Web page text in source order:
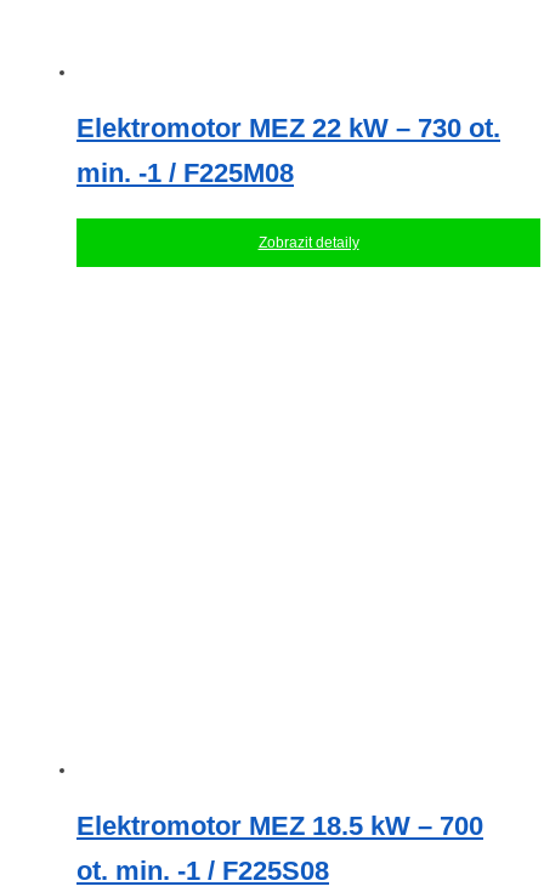
Elektromotor MEZ 22 kW – 730 ot.
min. -1 / F225M08
Zobrazit detaily
Elektromotor MEZ 18.5 kW – 700
ot. min. -1 / F225S08